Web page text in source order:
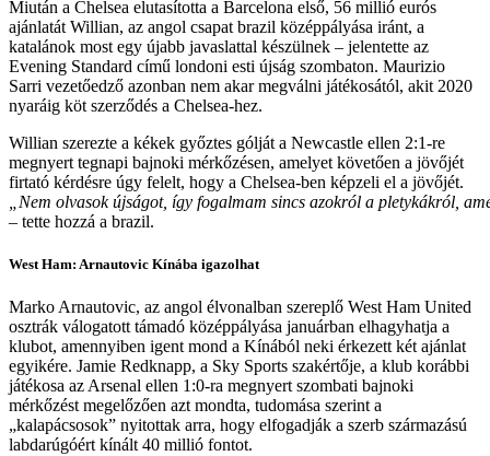
Miután a Chelsea elutasította a Barcelona első, 56 millió eurós
ajánlatát Willian, az angol csapat brazil középpályása iránt, a
katalánok most egy újabb javaslattal készülnek – jelentette az
Evening Standard című londoni esti újság szombaton. Maurizio
Sarri vezetőedző azonban nem akar megválni játékosától, akit 2020
nyaráig köt szerződés a Chelsea-hez.
Willian szerezte a kékek győztes gólját a Newcastle ellen 2:1-re
megnyert tegnapi bajnoki mérkőzésen, amelyet követően a jövőjét
firtató kérdésre úgy felelt, hogy a Chelsea-ben képzeli el a jövőjét.
„Nem olvasok újságot, így fogalmam sincs azokról a pletykákról,
– tette hozzá a brazil.
West Ham: Arnautovic Kínába igazolhat
Marko Arnautovic, az angol élvonalban szereplő West Ham United
osztrák válogatott támadó középpályása januárban elhagyhatja a
klubot, amennyiben igent mond a Kínából neki érkezett két ajánlat
egyikére. Jamie Redknapp, a Sky Sports szakértője, a klub korábbi
játékosa az Arsenal ellen 1:0-ra megnyert szombati bajnoki
mérkőzést megelőzően azt mondta, tudomása szerint a
„kalapácsosok” nyitottak arra, hogy elfogadják a szerb származású
labdarúgóért kínált 40 millió fontot.